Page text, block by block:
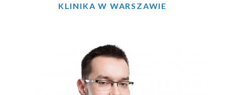
KLINIKA W WARSZAWIE